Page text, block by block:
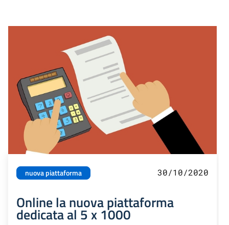
nuova piattaforma 30/10/2020
Online la nuova piattaforma
dedicata al 5 x 1000